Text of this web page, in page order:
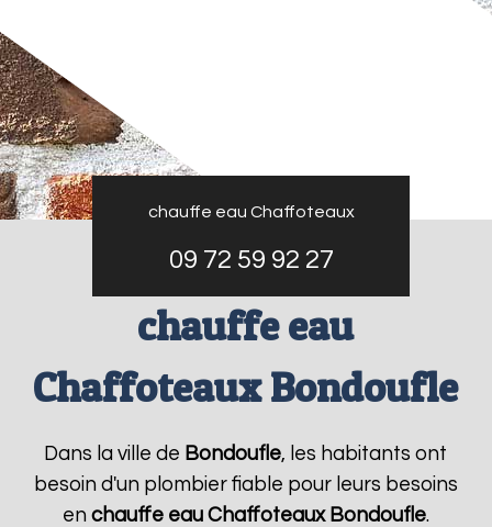
chauffe eau Chaffoteaux
09 72 59 92 27
chauffe eau
Chaffoteaux Bondoufle
Dans la ville de Bondoufle, les habitants ont
besoin d'un plombier fiable pour leurs besoins
en chauffe eau Chaffoteaux Bondoufle.